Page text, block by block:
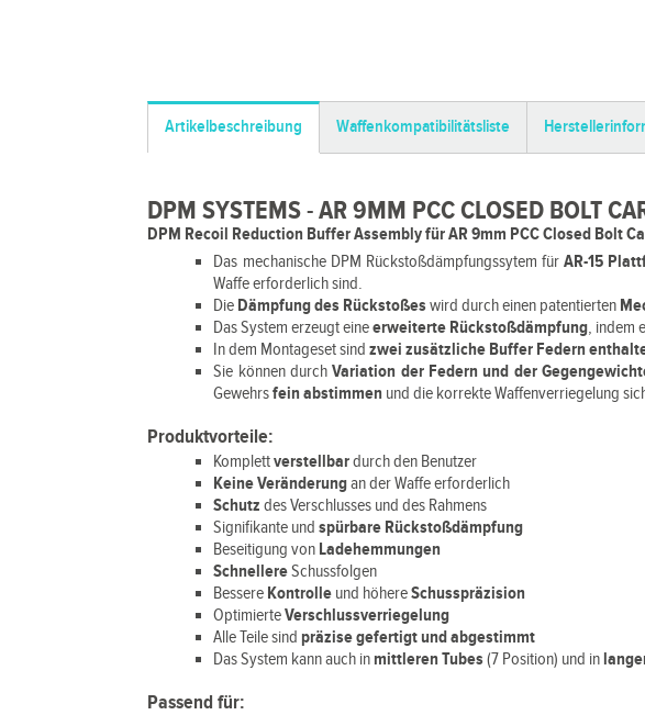
Artikelbeschreibung Waffenkompatibilitätsliste
DPM SYSTEMS - AR 9MM PCC CLOSED BOLT
DPM Recoil Reduction Buffer Assembly für AR 9mm PCC Closed Bolt
Das mechanische DPM Rückstoßdämpfungssytem fürAR-15
Waffe erforderlich sind.
Die Dämpfung des Rückstoßeswird durch einen patentierten
Das System erzeugt eineerweiterte Rückstoßdämpfung, indem
In dem Montageset sindzwei zusätzliche Buffer Federn
Sie können durchVariation der Federn und der
Gewehrsfein abstimmen und die korrekte Waffenverriegelung
Produktvorteile:
Komplettverstellbardurch den Benutzer
Keine Veränderungan der Waffe erforderlich
Schutz des Verschlusses und des Rahmens
Signifikante undspürbare Rückstoßdämpfung
Beseitigung von Ladehemmungen
SchnellereSchussfolgen
Bessere Kontrolle und höhereSchusspräzision
OptimierteVerschlussverriegelung
Alle Teile sind präzise gefertigt und abgestimmt
Das System kann auch in mittleren Tubes(7 Position) und in
Passend für: